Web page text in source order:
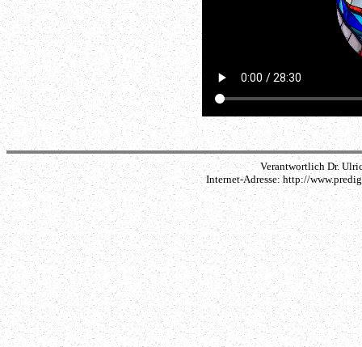
Verantwortlich Dr.
Internet-Adresse: http://